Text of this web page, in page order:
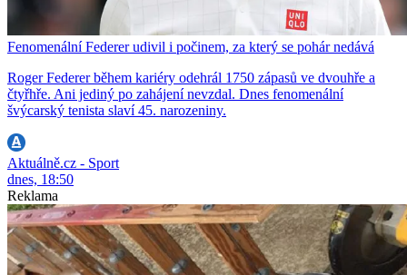
Fenomenální Federer udivil i počinem, za který se pohár nedává
Roger Federer během kariéry odehrál 1750 zápasů ve dvouhře a
čtyřhře. Ani jediný po zahájení nevzdal. Dnes fenomenální
švýcarský tenista slaví 45. narozeniny.
Aktuálně.cz - Sport
dnes, 18:50
Reklama